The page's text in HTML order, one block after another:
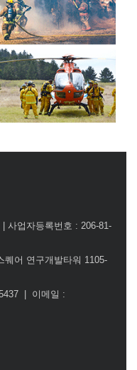
사업자등록번호 : 206-81-
퀘어 연구개발타워 1105-
| 이메일 :